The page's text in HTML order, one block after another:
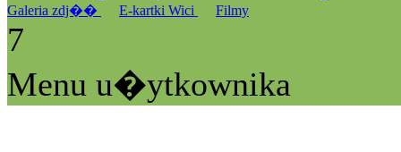
Galeria zdj�� E-kartki Wici Filmy
7
Menu u�ytkownika